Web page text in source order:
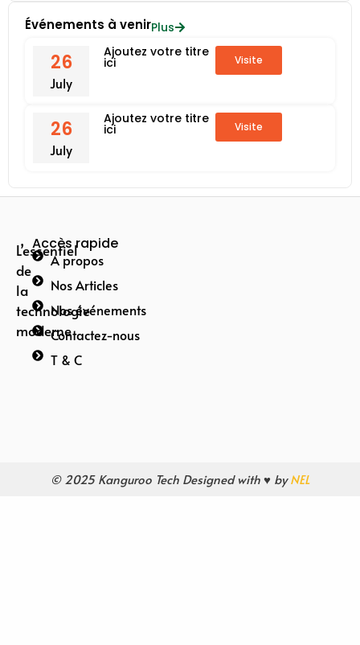
Événements à venirPlus
26
July
Ajoutez votre titre
ici Visite
26
July
Ajoutez votre titre
ici Visite
L’essentiel
de
la
technologie
moderne
Accès rapide
A propos
Nos Articles
Nos événements
Contactez-nous
T & C
© 2025 Kanguroo Tech Designed with ♥ byNEL